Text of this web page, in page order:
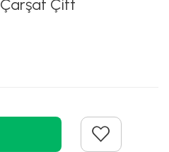
Çarşaf Çift